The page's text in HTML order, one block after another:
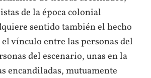
de la época colonial
sentido también el hecho
el vínculo entre las personas del
del escenario, unas en la
encandiladas, mutuamente